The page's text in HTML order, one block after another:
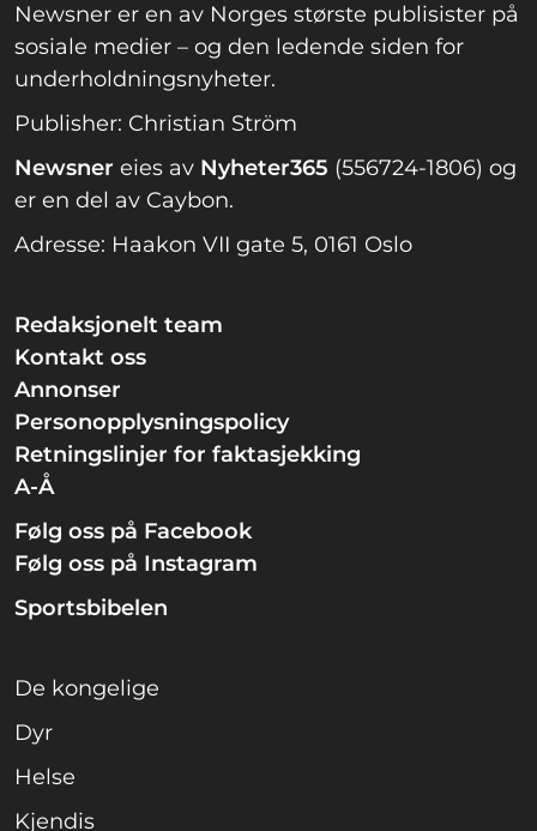
Newsner er en av Norges største publisister på
sosiale medier – og den ledende siden for
underholdningsnyheter.
Publisher: Christian Ström
Newsner eies av Nyheter365 (556724-1806) og
er en del av Caybon.
Adresse: Haakon VII gate 5, 0161 Oslo
Redaksjonelt team
Kontakt oss
Annonser
Personopplysningspolicy
Retningslinjer for faktasjekking
A-Å
Følg oss på Facebook
Følg oss på Instagram
Sportsbibelen
De kongelige
Dyr
Helse
Kjendis